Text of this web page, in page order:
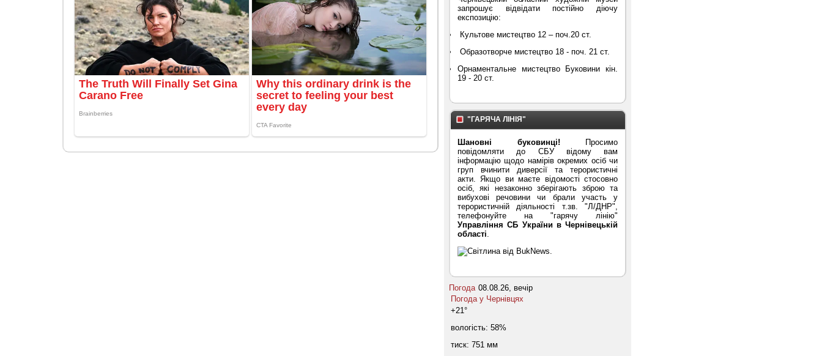
запрошує відвідати постійно діючу
експозицію:
Культове мистецтво 12 – поч.20 ст.
Образотворче мистецтво 18 - поч. 21 ст.
Орнаментальне мистецтво Буковини кін.
19 - 20 ст.
"ГАРЯЧА ЛІНІЯ"
Шановні буковинці! Просимо
повідомляти до СБУ відому вам
інформацію щодо намірів окремих осіб чи
груп вчинити диверсії та терористичні
акти. Якщо ви маєте відомості стосовно
осіб, які незаконно зберігають зброю та
вибухові речовини чи брали участь у
терористичній діяльності т.зв. "Л/ДНР",
телефонуйте на "гарячу лінію"
Управління СБ України в Чернівецькій
області
Погода 08.08.26, вечір
Погода у Чернівцях
+21°
вологість: 58%
тиск: 751 мм